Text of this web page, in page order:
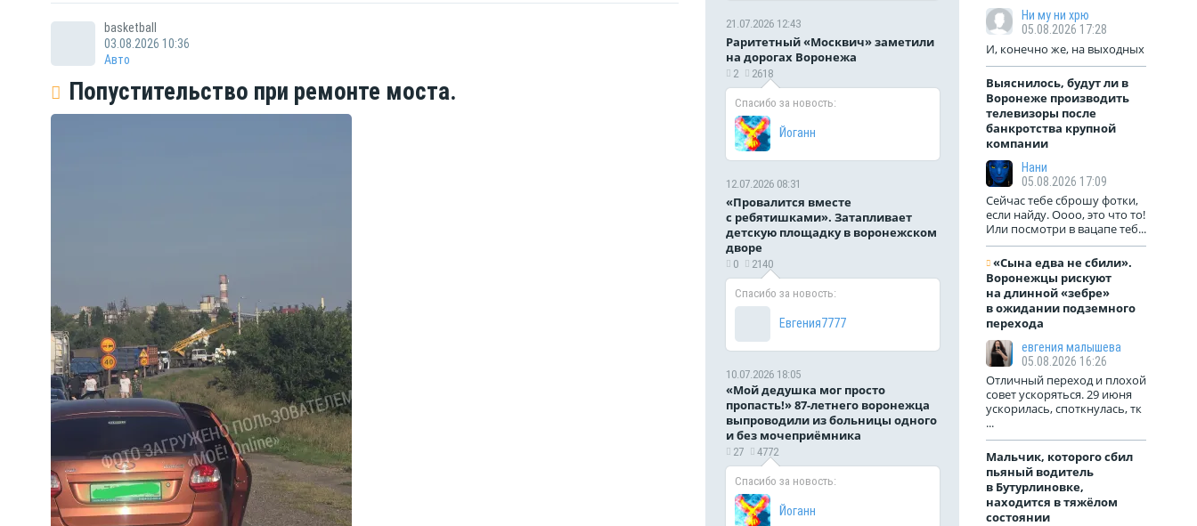
basketball
03.08.2026 10:36
Авто
Попустительство при ремонте моста.
21.07.2026 12:43
Раритетный «Москвич» заметили
на дорогах Воронежа
2 2618
Спасибо за новость:
Йоганн
12.07.2026 08:31
«Провалится вместе
с ребятишками». Затапливает
детскую площадку в воронежском
дворе
0 2140
Спасибо за новость:
Евгения7777
10.07.2026 18:05
«Мой дедушка мог просто
пропасть!» 87-летнего воронежца
выпроводили из больницы одного
и без мочеприёмника
27 4772
Спасибо за новость:
Йоганн
Ни му ни хрю
05.08.2026 17:28
И, конечно же, на выходных
Выяснилось, будут ли в
Воронеже производить
телевизоры после
банкротства крупной
компании
Нани
05.08.2026 17:09
Сейчас тебе сброшу фотки,
если найду. Оооо, это что то!
Или посмотри в вацапе теб...
«Сына едва не сбили».
Воронежцы рискуют
на длинной «зебре»
в ожидании подземного
перехода
евгения малышева
05.08.2026 16:26
Отличный переход и плохой
совет ускоряться. 29 июня
ускорилась, споткнулась, тк
...
Мальчик, которого сбил
пьяный водитель
в Бутурлиновке,
находится в тяжёлом
состоянии